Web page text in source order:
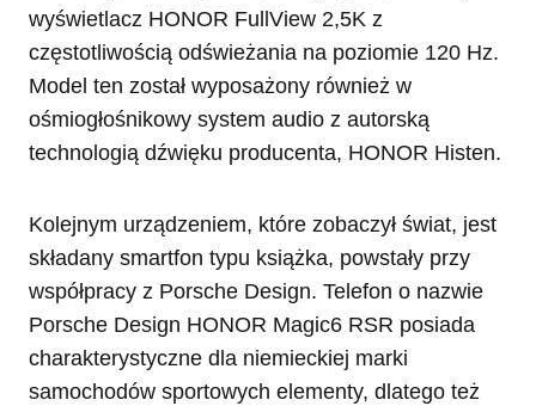
wyświetlacz HONOR FullView 2,5K z
częstotliwością odświeżania na poziomie 120 Hz.
Model ten został wyposażony również w
ośmiogłośnikowy system audio z autorską
technologią dźwięku producenta, HONOR Histen.
Kolejnym urządzeniem, które zobaczył świat, jest
składany smartfon typu książka, powstały przy
współpracy z Porsche Design. Telefon o nazwie
Porsche Design HONOR Magic6 RSR posiada
charakterystyczne dla niemieckiej marki
samochodów sportowych elementy, dlatego też